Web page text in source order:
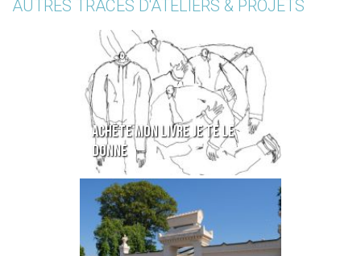
AUTRES TRACES D'ATELIERS & PROJETS
ACHÈTE MON LIVRE JE TE LE
DONNE